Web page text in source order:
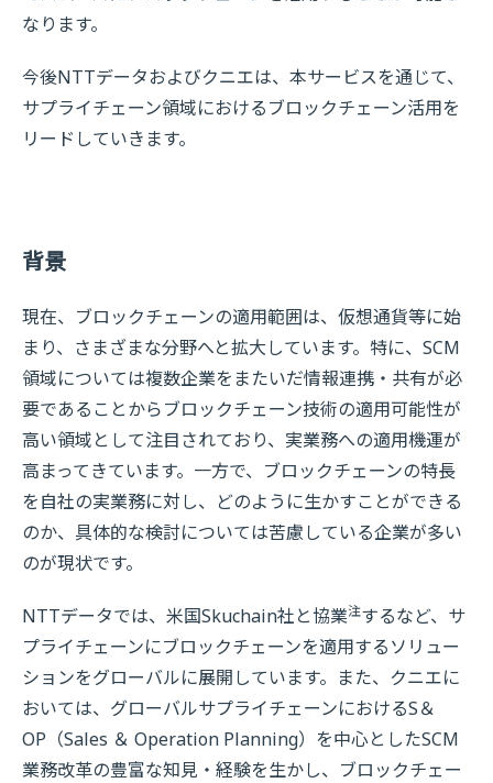
なります。
今後NTTデータおよびクニエは、本サービスを通じて、
サプライチェーン領域におけるブロックチェーン活用を
リードしていきます。
背景
現在、ブロックチェーンの適用範囲は、仮想通貨等に始
まり、さまざまな分野へと拡大しています。特に、SCM
領域については複数企業をまたいだ情報連携・共有が必
要であることからブロックチェーン技術の適用可能性が
高い領域として注目されており、実業務への適用機運が
高まってきています。一方で、ブロックチェーンの特長
を自社の実業務に対し、どのように生かすことができる
のか、具体的な検討については苦慮している企業が多い
のが現状です。
NTTデータでは、米国Skuchain社と協業注するなど、サ
プライチェーンにブロックチェーンを適用するソリュー
ションをグローバルに展開しています。また、クニエに
おいては、グローバルサプライチェーンにおけるS＆
OP（Sales ＆ Operation Planning）を中心としたSCM
業務改革の豊富な知見・経験を生かし、ブロックチェー